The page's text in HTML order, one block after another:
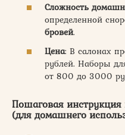
Сложность
определенной
бровей.
Цена: В салонах
рублей. Наборы
от 800 до 3000
Пошаговая
(для домашнего